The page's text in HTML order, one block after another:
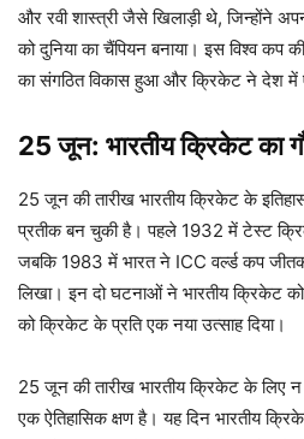
और रवी शास्त्री जैसे खिलाड़ी थे, जिन्होंने
को दुनिया का चैंपियन बनाया। इस विश्व कप
का संगठित विकास हुआ और क्रिकेट ने देश में
25 जून: भारतीय क्रिकेट का
25 जून की तारीख भारतीय क्रिकेट के
प्रतीक बन चुकी है। पहले 1932 में टेस्ट
जबकि 1983 में भारत ने ICC वर्ल्ड कप
लिखा। इन दो घटनाओं ने भारतीय क्रिकेट
को क्रिकेट के प्रति एक नया उत्साह दिया।
25 जून की तारीख भारतीय क्रिकेट के लिए
एक ऐतिहासिक क्षण है। यह दिन भारतीय